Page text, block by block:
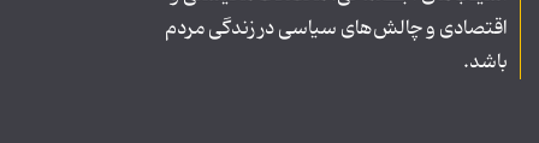
اقتصادی و چالش‌های سیاسی در زندگی مردم
باشد.